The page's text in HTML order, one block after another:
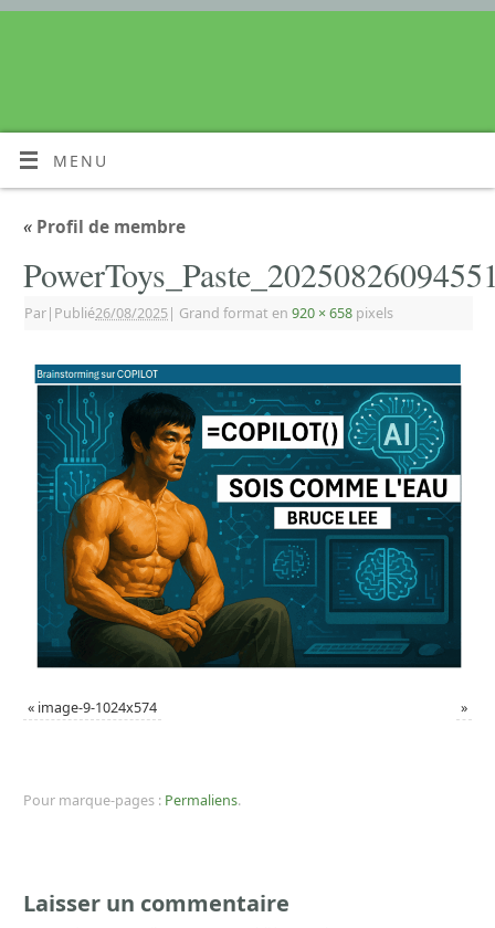
MENU
« Profil de membre
Par| Publié26/08/2025| Grand format en 920 × 658 pixels
« image-9-1024x574 »
Pour marque-pages : Permaliens.
Laisser un commentaire